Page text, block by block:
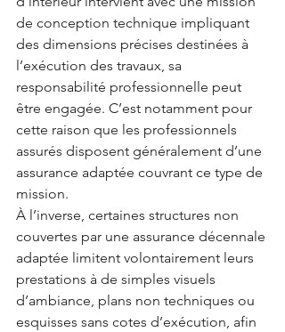
de conception technique impliquant
des dimensions précises destinées à
l’exécution des travaux, sa
responsabilité professionnelle peut
être engagée. C’est notamment pour
cette raison que les professionnels
assurés disposent généralement d’une
assurance adaptée couvrant ce type de
mission.
À l’inverse, certaines structures non
couvertes par une assurance décennale
adaptée limitent volontairement leurs
prestations à de simples visuels
d’ambiance, plans non techniques ou
esquisses sans cotes d’exécution, afin